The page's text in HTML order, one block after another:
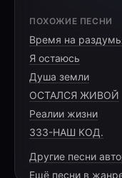
Снова вечер в
Город скрылся
Лита,
[PRE-CHORUS]
ПОХОЖИЕ ПЕСНИ
Время на
Я остаюсь
Душа земли
ОСТАЛСЯ ЖИВОЙ
Реалии жизни
333-НАШ КОД.
Другие песни
Ещё песни в